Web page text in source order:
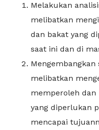
Melakukan
melibatkan
dan bakat yang
saat ini dan di
melibatkan
memperoleh
yang diperlukan
mencapai